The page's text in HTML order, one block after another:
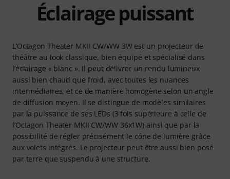
Éclairage puissant
L’Octagon Theater MKII CW/WW 3W est un projecteur de
théâtre au look classique, bien équipé et spécialisé dans
l’éclairage « blanc ». Il peut délivrer un rendu lumineux
aussi bien chaud que froid, avec toutes les nuances
intermédiaires, et ce de manière homogène selon un angle
de diffusion moyen. Il se distingue de modèles similaires
par la puissance de ses LEDs (3 fois supérieure à celle de
l’Octagon Theater MKII CW/WW 36x1W) ainsi que par la
possibilité de régler précisément le cône de lumière grâce
aux volets intégrés. Le projecteur peut être aussi bien posé
par terre que suspendu à une structure.